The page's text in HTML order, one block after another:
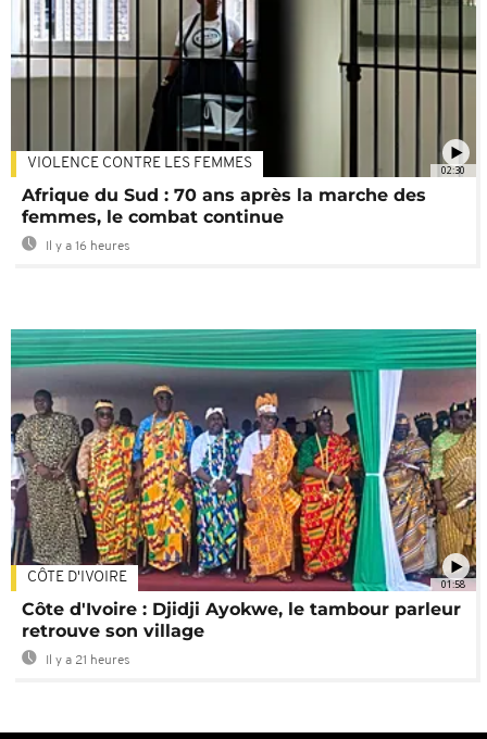
02:30
VIOLENCE CONTRE LES FEMMES
Afrique du Sud : 70 ans après la marche des
femmes, le combat continue
Il y a 16 heures
01:58
CÔTE D'IVOIRE
Côte d'Ivoire : Djidji Ayokwe, le tambour parleur
retrouve son village
Il y a 21 heures